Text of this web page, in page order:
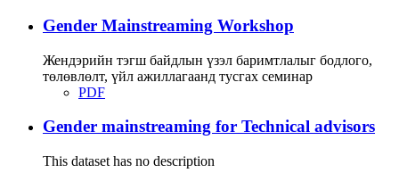
Gender Mainstreaming Workshop
Жендэрийн тэгш байдлын үзэл баримтлалыг бодлого,
төлөвлөлт, үйл ажиллагаанд тусгах семинар
PDF
Gender mainstreaming for Technical advisors
This dataset has no description